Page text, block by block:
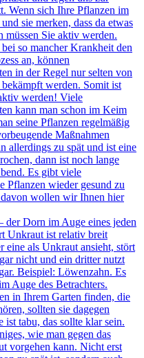
Wenn sich Ihre Pflanzen im
sie merken, dass da etwas
müssen Sie aktiv werden.
so mancher Krankheit den
an, können
in der Regel nur selten von
bekämpft werden. Somit ist
werden! Viele
kann man schon im Keim
seine Pflanzen regelmäßig
Maßnahmen
allerdings zu spät und ist eine
dann ist noch lange
Es gibt viele
Pflanzen wieder gesund zu
wollen wir Ihnen hier
der Dorn im Auge eines jeden
Unkraut ist relativ breit
eine als Unkraut ansieht, stört
nicht und ein dritter nutzt
Beispiel: Löwenzahn. Es
Auge des Betrachters.
in Ihrem Garten finden, die
sollten sie dagegen
ist tabu, das sollte klar sein.
wie man gegen das
vorgehen kann. Nicht erst